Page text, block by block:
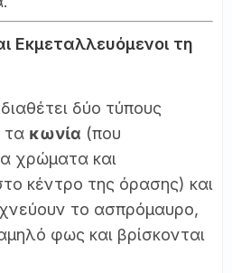
Εκμεταλλευόμενοι τη
δύο τύπους
τα κωνία (που
χρώματα και
κέντρο της όρασης) και
το ασπρόμαυρο,
φως και βρίσκονται